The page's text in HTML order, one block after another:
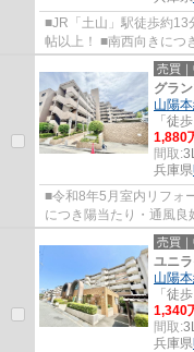
■JR「土山」駅徒歩約13
帖以上！ ■南西向きにつ
売買
グラ
山陽
「徒
1,880
間取:
兵庫県
■令和8年5月室内リフォ
につき陽当たり・通風良
売買
ユニ
山陽
「徒
1,340
間取:
兵庫県